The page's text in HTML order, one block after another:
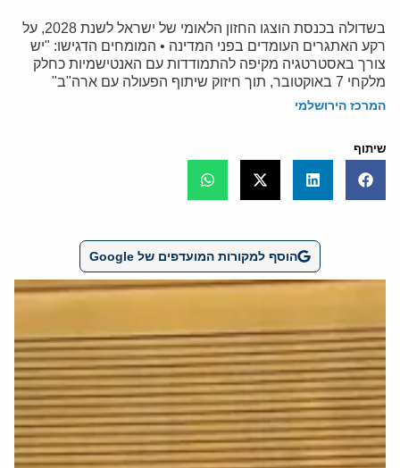
בשדולה בכנסת הוצגו החזון הלאומי של ישראל לשנת 2028, על
רקע האתגרים העומדים בפני המדינה • המומחים הדגישו: "יש
צורך באסטרטגיה מקיפה להתמודדות עם האנטישמיות כחלק
מלקחי 7 באוקטובר, תוך חיזוק שיתוף הפעולה עם ארה"ב"
המרכז הירושלמי
שיתוף
הוסף למקורות המועדפים של Google